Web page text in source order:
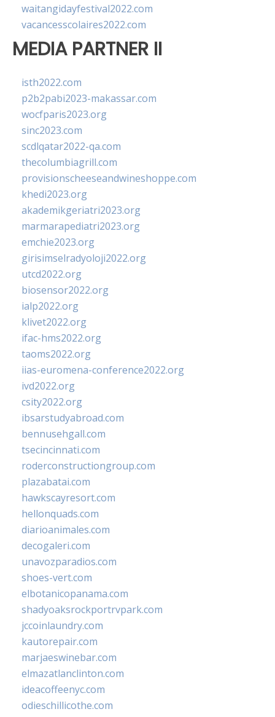
waitangidayfestival2022.com
vacancesscolaires2022.com
MEDIA PARTNER II
isth2022.com
p2b2pabi2023-makassar.com
wocfparis2023.org
sinc2023.com
scdlqatar2022-qa.com
thecolumbiagrill.com
provisionscheeseandwineshoppe.com
khedi2023.org
akademikgeriatri2023.org
marmarapediatri2023.org
emchie2023.org
girisimselradyoloji2022.org
utcd2022.org
biosensor2022.org
ialp2022.org
klivet2022.org
ifac-hms2022.org
taoms2022.org
iias-euromena-conference2022.org
ivd2022.org
csity2022.org
ibsarstudyabroad.com
bennusehgall.com
tsecincinnati.com
roderconstructiongroup.com
plazabatai.com
hawkscayresort.com
hellonquads.com
diarioanimales.com
decogaleri.com
unavozparadios.com
shoes-vert.com
elbotanicopanama.com
shadyoaksrockportrvpark.com
jccoinlaundry.com
kautorepair.com
marjaeswinebar.com
elmazatlanclinton.com
ideacoffeenyc.com
odieschillicothe.com